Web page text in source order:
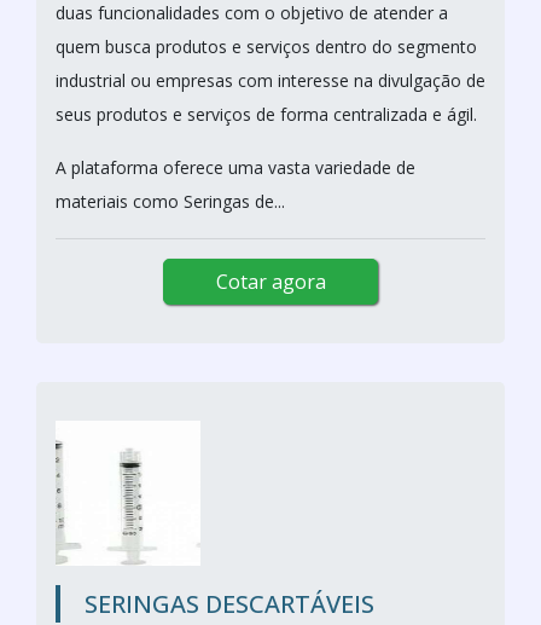
duas funcionalidades com o objetivo de atender a
quem busca produtos e serviços dentro do segmento
industrial ou empresas com interesse na divulgação de
seus produtos e serviços de forma centralizada e ágil.
A plataforma oferece uma vasta variedade de
materiais como Seringas de...
Cotar agora
SERINGAS DESCARTÁVEIS